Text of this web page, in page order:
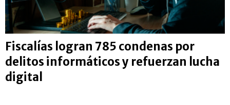
Fiscalías logran 785 condenas por
delitos informáticos y refuerzan lucha
digital